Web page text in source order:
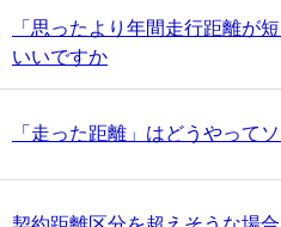
「思ったより年間走行距離が
いいですか
「走った距離」はどうやって